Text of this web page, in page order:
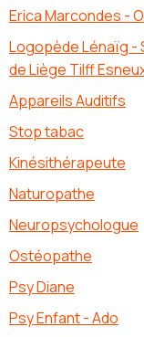
Erica Marcondes -
Logopède Lénaïg -
de Liège Tilff
Appareils Auditifs
Stop tabac
Kinésithérapeute
Naturopathe
Neuropsychologue
Ostéopathe
Psy Diane
Psy Enfant - Ado